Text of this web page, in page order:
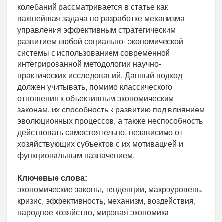
колебаний рассматривается в статье как
важнейшая задача по разработке механизма
управления эффективным стратегическим
развитием любой социально- экономической
системы с использованием современной
интегрированной методологии научно-
практических исследований. Данный подход
должен учитывать, помимо классического
отношения к объективным экономическим
законам, их способность к развитию под влиянием
эволюционных процессов, а также неспособность
действовать самостоятельно, независимо от
хозяйствующих субъектов с их мотивацией и
функциональным назначением.
Ключевые слова:
экономические законы, тенденции, макроуровень,
кризис, эффективность, механизм, воздействия,
народное хозяйство, мировая экономика